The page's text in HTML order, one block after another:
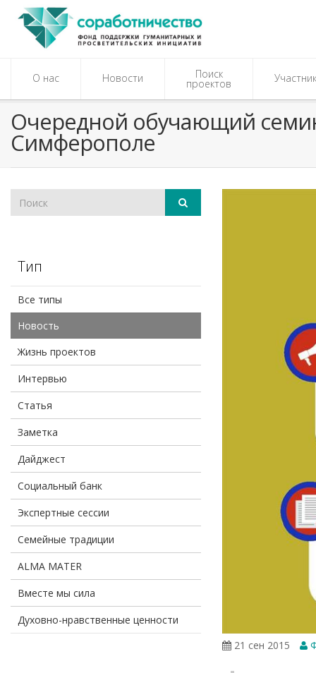
О нас Новости Поиск
проектов
Очередной обучающий
Симферополе
Тип
Все типы
Новость
Жизнь проектов
Интервью
Статья
Заметка
Дайджест
Социальный банк
Экспертные сессии
Семейные традиции
ALMA MATER
Вместе мы сила
Духовно-нравственные ценности
21 сен 2015